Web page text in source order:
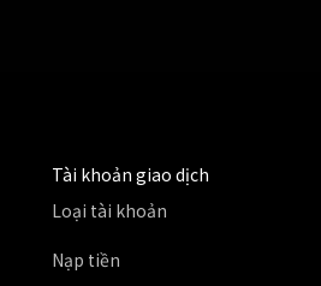
Tài khoản giao dịch
Loại tài khoản
Nạp tiền